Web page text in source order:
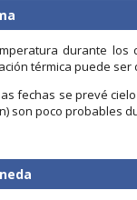
durante los
térmica puede ser
fechas se prevé
son poco probables